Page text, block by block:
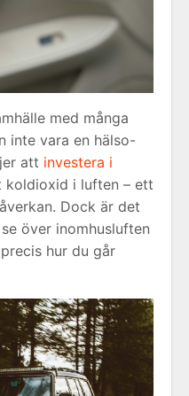
med många
inte vara en hälso-
att investera i
koldioxid i luften – ett
Dock är det
över inomhusluften
hur du går